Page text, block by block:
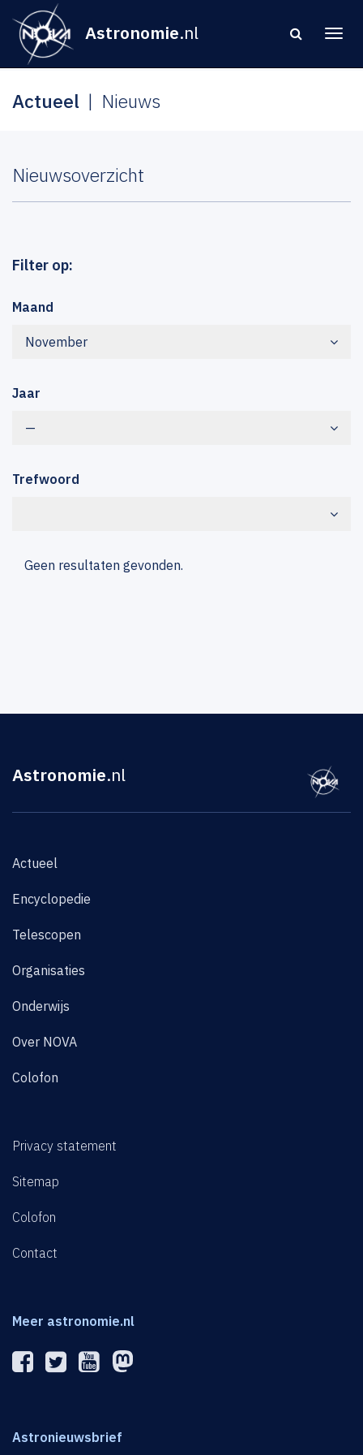
Astronomie.nl
Actueel Nieuws
Nieuwsoverzicht
Filter op:
Maand
November
Jaar
—
Trefwoord
Geen resultaten gevonden.
Astronomie.nl
Actueel
Encyclopedie
Telescopen
Organisaties
Onderwijs
Over NOVA
Colofon
Privacy statement
Sitemap
Colofon
Contact
Meer astronomie.nl
Astronieuwsbrief